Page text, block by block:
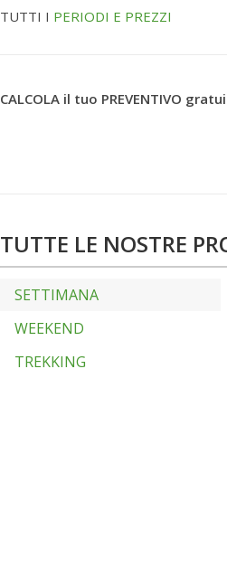
TUTTI I PERIODI E PREZZI
CALCOLA il tuo PREVENTIVO
TUTTE LE NOSTRE
SETTIMANA
WEEKEND
TREKKING